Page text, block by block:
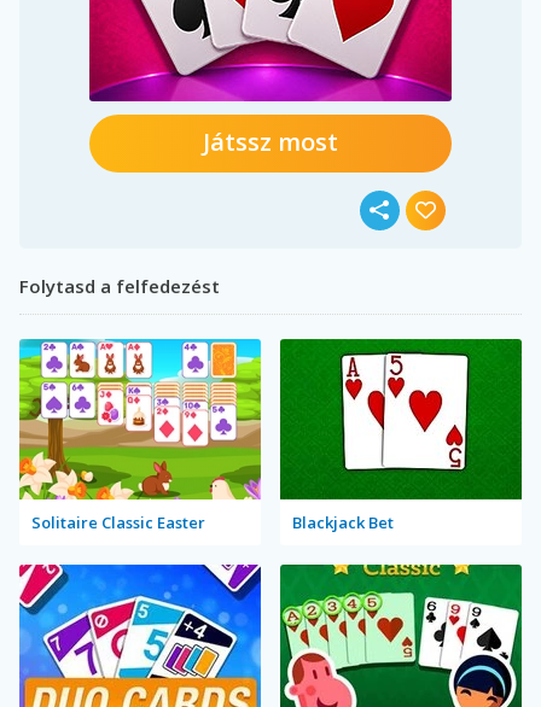
Játssz most
Folytasd a felfedezést
Solitaire Classic Easter Blackjack Bet